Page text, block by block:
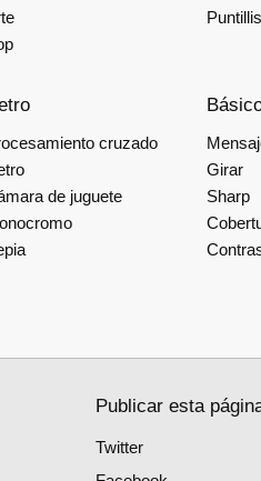
cruzado
de juguete
Girar
Sharp
Publicar esta
Twitter